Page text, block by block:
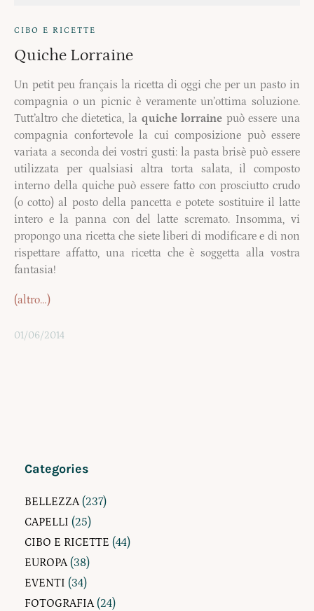
CIBO E RICETTE
Quiche Lorraine
Un petit peu français la ricetta di oggi che per un pasto in
compagnia o un picnic è veramente un’ottima soluzione.
Tutt’altro che dietetica, la quiche lorraine può essere una
compagnia confortevole la cui composizione può essere
variata a seconda dei vostri gusti: la pasta brisè può essere
utilizzata per qualsiasi altra torta salata, il composto
interno della quiche può essere fatto con prosciutto crudo
(o cotto) al posto della pancetta e potete sostituire il latte
intero e la panna con del latte scremato. Insomma, vi
propongo una ricetta che siete liberi di modificare e di non
rispettare affatto, una ricetta che è soggetta alla vostra
fantasia!
(altro…)
01/06/2014
Categories
BELLEZZA(237)
CAPELLI (25)
CIBO E RICETTE (44)
EUROPA(38)
EVENTI (34)
FOTOGRAFIA(24)